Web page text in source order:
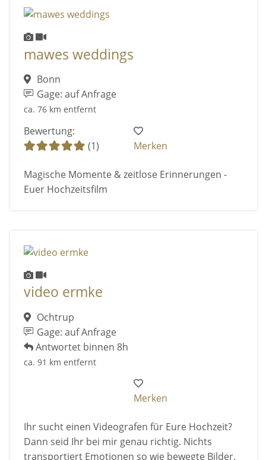
mawes weddings
Bonn
Gage: auf Anfrage
ca. 76 km entfernt
Bewertung:
(1)
Merken
Magische Momente & zeitlose Erinnerungen -
Euer Hochzeitsfilm
video ermke
Ochtrup
Gage: auf Anfrage
Antwortet binnen 8h
ca. 91 km entfernt
Merken
Ihr sucht einen Videografen für Eure Hochzeit?
Dann seid Ihr bei mir genau richtig. Nichts
transportiert Emotionen so wie bewegte Bilder.